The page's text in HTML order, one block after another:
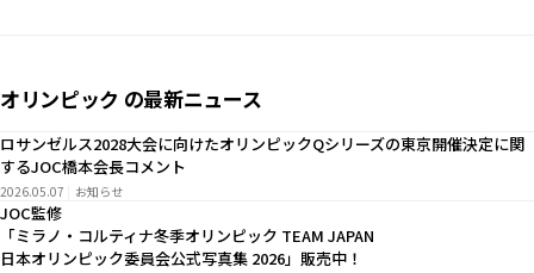
オリンピック の最新ニュース
ロサンゼルス2028大会に向けたオリンピックQシリーズの東京開催決定に関
するJOC橋本会長コメント
2026.05.07 お知らせ
JOC監修
「ミラノ・コルティナ冬季オリンピック TEAM JAPAN
日本オリンピック委員会公式写真集 2026」販売中！